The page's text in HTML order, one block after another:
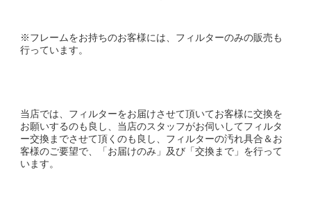
※フレームをお持ちのお客様には、フィルターのみの販売も
行っています。
当店では、フィルターをお届けさせて頂いてお客様に交換を
お願いするのも良し、当店のスタッフがお伺いしてフィルタ
ー交換までさせて頂くのも良し、フィルターの汚れ具合＆お
客様のご要望で、「お届けのみ」及び「交換まで」を行って
います。